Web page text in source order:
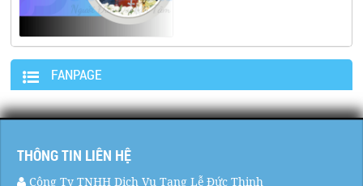
FANPAGE
THÔNG TIN LIÊN HỆ
Công Ty TNHH Dịch Vụ Tang Lễ Đức Thịnh